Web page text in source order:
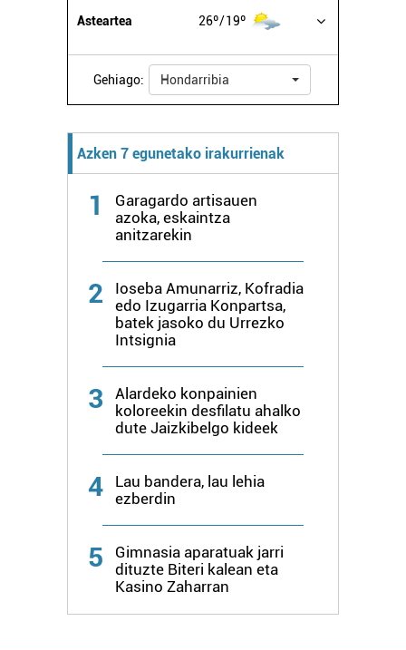
Asteartea 26º 19º
Gehiago: Hondarribia
Azken 7 egunetako irakurrienak
1
Garagardo artisauen
azoka, eskaintza
anitzarekin
2
Ioseba Amunarriz, Kofradia
edo Izugarria Konpartsa,
batek jasoko du Urrezko
Intsignia
3
Alardeko konpainien
koloreekin desfilatu ahalko
dute Jaizkibelgo kideek
4
Lau bandera, lau lehia
ezberdin
5
Gimnasia aparatuak jarri
dituzte Biteri kalean eta
Kasino Zaharran